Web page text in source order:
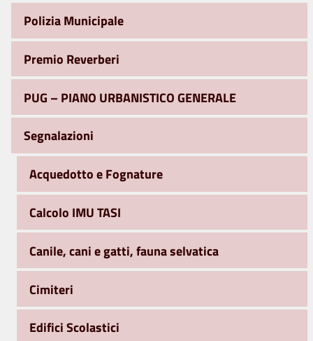
Polizia Municipale
Premio Reverberi
PUG – PIANO URBANISTICO GENERALE
Segnalazioni
Acquedotto e Fognature
Calcolo IMU TASI
Canile, cani e gatti, fauna selvatica
Cimiteri
Edifici Scolastici